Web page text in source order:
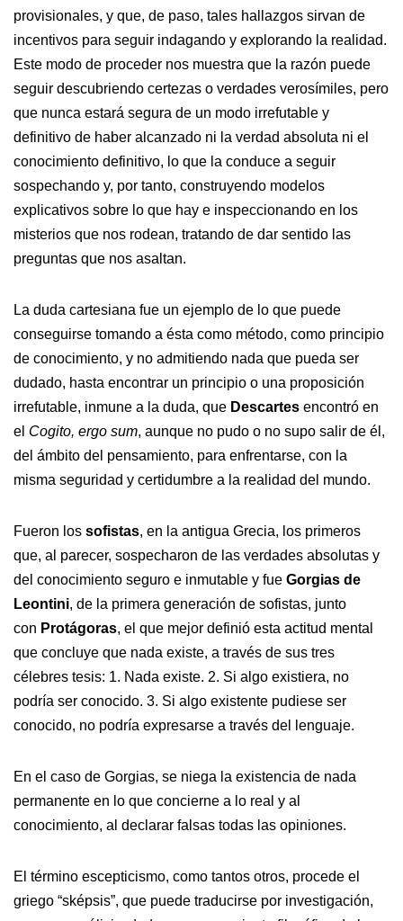
provisionales, y que, de paso, tales hallazgos sirvan de
incentivos para seguir indagando y explorando la realidad.
Este modo de proceder nos muestra que la razón puede
seguir descubriendo certezas o verdades verosímiles, pero
que nunca estará segura de un modo irrefutable y
definitivo de haber alcanzado ni la verdad absoluta ni el
conocimiento definitivo, lo que la conduce a seguir
sospechando y, por tanto, construyendo modelos
explicativos sobre lo que hay e inspeccionando en los
misterios que nos rodean, tratando de dar sentido las
preguntas que nos asaltan.
La duda cartesiana fue un ejemplo de lo que puede
conseguirse tomando a ésta como método, como principio
de conocimiento, y no admitiendo nada que pueda ser
dudado, hasta encontrar un principio o una proposición
irrefutable, inmune a la duda, que Descartes encontró en
el Cogito, ergo sum, aunque no pudo o no supo salir de él,
del ámbito del pensamiento, para enfrentarse, con la
misma seguridad y certidumbre a la realidad del mundo.
Fueron los sofistas, en la antigua Grecia, los primeros
que, al parecer, sospecharon de las verdades absolutas y
del conocimiento seguro e inmutable y fue Gorgias de
Leontini, de la primera generación de sofistas, junto
con Protágoras, el que mejor definió esta actitud mental
que concluye que nada existe, a través de sus tres
célebres tesis: 1. Nada existe. 2. Si algo existiera, no
podría ser conocido. 3. Si algo existente pudiese ser
conocido, no podría expresarse a través del lenguaje.
En el caso de Gorgias, se niega la existencia de nada
permanente en lo que concierne a lo real y al
conocimiento, al declarar falsas todas las opiniones.
El término escepticismo, como tantos otros, procede el
griego “sképsis”, que puede traducirse por investigación,